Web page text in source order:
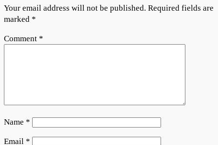
Your email address will not be published. Required fields are
marked *
Comment *
Name *
Email *